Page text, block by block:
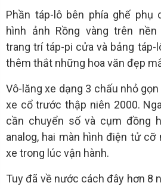
Phần táp-lô bên phía ghế phụ
hình ảnh Rồng vàng trên nền
trang trí táp-pi cửa và bảng táp-
thêm thắt những hoa văn đẹp
Vô-lăng xe dạng 3 chấu nhỏ
xe cổ trước thập niên 2000.
cần chuyển số và cụm đồng
analog, hai màn hình điện tử
xe trong lúc vận hành.
Tuy đã về nước cách đây hơn 8